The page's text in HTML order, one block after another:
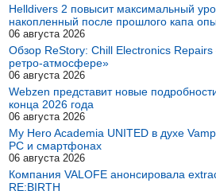
Helldivers 2 повысит максимальный
накопленный после прошлого капа
06 августа 2026
Обзор ReStory: Chill Electronics
ретро-атмосфере»
06 августа 2026
Webzen представит новые
конца 2026 года
06 августа 2026
My Hero Academia UNITED в духе
PC и смартфонах
06 августа 2026
Компания VALOFE анонсировала
RE:BIRTH